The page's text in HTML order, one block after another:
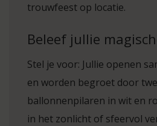
trouwfeest op locatie.
Beleef jullie
Stel je voor: Jullie openen
en worden begroet door
ballonnenpilaren in wit en
in het zonlicht of sfeervol